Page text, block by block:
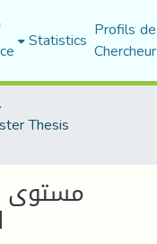
Statistics Profils
Thesis
مستوى